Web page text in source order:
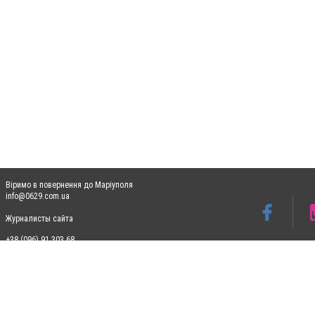
Віримо в повернення до Маріуполя
info@0629.com.ua
Журналисты сайта
+38 (096) 91 303 68